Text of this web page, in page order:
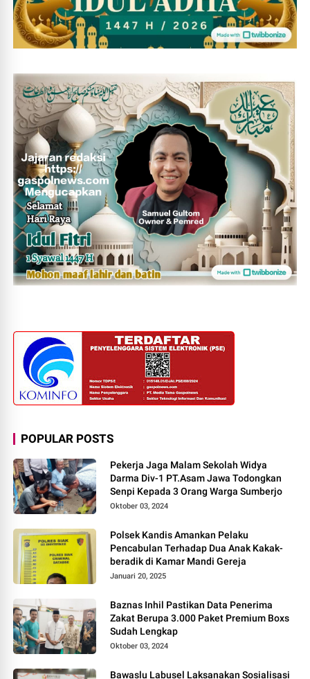
POPULAR POSTS
Pekerja Jaga Malam Sekolah Widya
Darma Div-1 PT.Asam Jawa Todongkan
Senpi Kepada 3 Orang Warga Sumberjo
Oktober 03, 2024
Polsek Kandis Amankan Pelaku
Pencabulan Terhadap Dua Anak Kakak-
beradik di Kamar Mandi Gereja
Januari 20, 2025
Baznas Inhil Pastikan Data Penerima
Zakat Berupa 3.000 Paket Premium Boxs
Sudah Lengkap
Oktober 03, 2024
Bawaslu Labusel Laksanakan Sosialisasi